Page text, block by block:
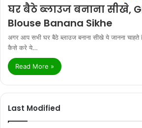
घर बैठे ब्लाउज बनाना सीखे,
Blouse Banana Sikhe
अगर आप सभी घर बैठे ब्लाउज बनाना सीखे ये जानना चाहते
कैसे करे ये…
Read More »
Last Modified